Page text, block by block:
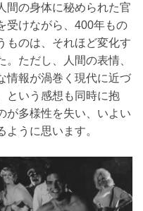
間の身体に秘められた官
受けながら、400年もの
ものは、それほど変化す
ただし、人間の表情、
情報が渦巻く現代に近づ
という感想も同時に抱
が多様性を失い、いよい
うに思います。